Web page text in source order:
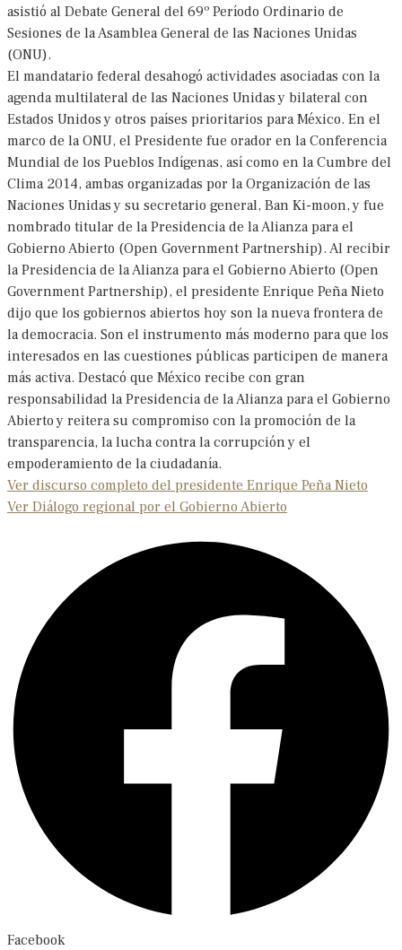
asistió al Debate General del 69º Período Ordinario de
Sesiones de la Asamblea General de las Naciones Unidas
(ONU).
El mandatario federal desahogó actividades asociadas con la
agenda multilateral de las Naciones Unidas y bilateral con
Estados Unidos y otros paí­ses prioritarios para México. En el
marco de la ONU, el Presidente fue orador en la Conferencia
Mundial de los Pueblos Indígenas, así­ como en la Cumbre del
Clima 2014, ambas organizadas por la Organización de las
Naciones Unidas y su secretario general, Ban Ki-moon, y fue
nombrado titular de la Presidencia de la Alianza para el
Gobierno Abierto (Open Government Partnership). Al recibir
la Presidencia de la Alianza para el Gobierno Abierto (Open
Government Partnership), el presidente Enrique Peña Nieto
dijo que los gobiernos abiertos hoy son la nueva frontera de
la democracia. Son el instrumento más moderno para que los
interesados en las cuestiones públicas participen de manera
más activa. Destacó que México recibe con gran
responsabilidad la Presidencia de la Alianza para el Gobierno
Abierto y reitera su compromiso con la promoción de la
transparencia, la lucha contra la corrupción y el
empoderamiento de la ciudadanía.
Ver discurso completo del presidente Enrique Peña Nieto
Ver Diálogo regional por el Gobierno Abierto
Facebook